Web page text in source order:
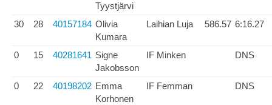
Tyystjärvi
30 28 40157184 Olivia
Kumara
Laihian Luja 586.57 6:16.27
0 15 40281641 Signe
Jakobsson
IF Minken DNS
0 22 40198202 Emma
Korhonen
IF Femman DNS